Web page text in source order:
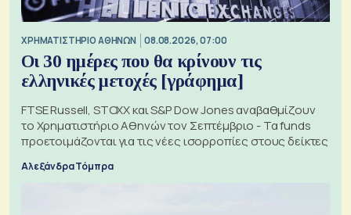
XΡΗΜΑΤΙΣΤΗΡΙΟ ΑΘΗΝΩΝ 08.08.2026, 07:00
Οι 30 ημέρες που θα κρίνουν τις
ελληνικές μετοχές [γράφημα]
FTSE Russell, STOXX και S&P Dow Jones αναβαθμίζουν
το Χρηματιστήριο Αθηνών τον Σεπτέμβριο - Τα funds
προετοιμάζονται για τις νέες ισορροπίες στους δείκτες
Αλεξάνδρα Τόμπρα